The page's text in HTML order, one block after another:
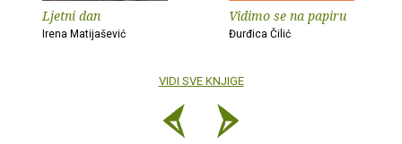
Ljetni dan
Irena Matijašević
Vidimo se na papiru
Đurđica Čilić
VIDI SVE KNJIGE